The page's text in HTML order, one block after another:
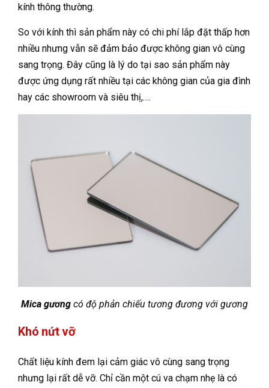
kính thông thường.
So với kính thì sản phẩm này có chi phí lắp đặt thấp hơn
nhiều nhưng vẫn sẽ đảm bảo được không gian vô cùng
sang trọng. Đây cũng là lý do tại sao sản phẩm này
được ứng dụng rất nhiều tại các không gian của gia đình
hay các showroom và siêu thị,….
Mica gương có độ phản chiếu tương đương với gương
Khó nứt vỡ
Chất liệu kính đem lại cảm giác vô cùng sang trọng
nhưng lại rất dễ vỡ. Chỉ cần một cú va chạm nhẹ là có